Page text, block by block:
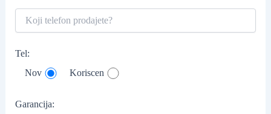
Tel:
Nov
Koriscen
Garancija: